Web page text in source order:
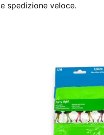
spedizione veloce.